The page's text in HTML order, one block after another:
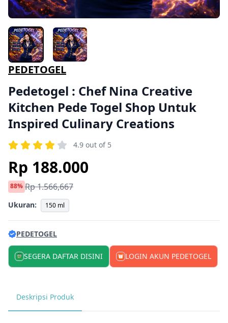
PEDETOGEL
Pedetogel : Chef Nina Creative
Kitchen Pede Togel Shop Untuk
Inspired Culinary Creations
4.9 out of 5
Rp 188.000
88% Rp 1.566,667
Ukuran: 150 ml
PEDETOGEL
SEGERA DAFTAR DISINI LOGIN AKUN PEDETOGEL
Deskripsi Produk